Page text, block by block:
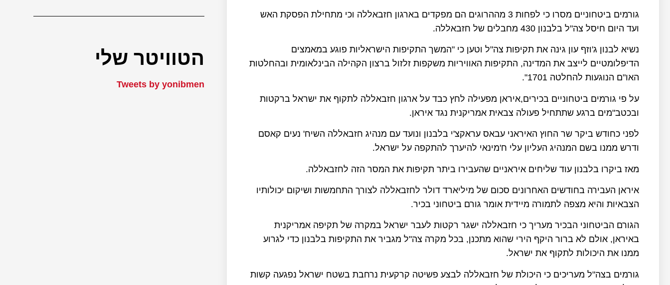
גורמים ביטחוניים מסרו כי לפחות 3 מההרוגים הם מפקדים בארגון חזבאללה וכי מתחילת הפסקת האש
ועד היום חיסל צה"ל בלבנון 430 מחבלים של חזבאללה.
נשיא לבנון ג'וזף עון גינה את תקיפות צה"ל וטען כי "המשך התקיפות הישראליות פוגע במאמצים
הדיפלומטיים לייצב את המדינה, התקיפות האוויריות משקפות זלזול ברצון הקהילה הבינלאומית ובהחלטות
האו"ם הנוגעות להחלטה 1701".
על פי גורמים ביטחוניים בכירים,איראן מפעילה לחץ כבד על ארגון חזבאללה לתקוף את ישראל ברקטות
ובכטב"מים ברגע שתתחיל פעולה צבאית אמריקנית נגד איראן.
לפני כחודש ביקר שר החוץ האיראני עבאס עראקצ'י בלבנון ונועד עם מנהיג חזבאללה השיח' נעים קאסם
ודרש ממנו בשם המנהיג העליון עלי ח'מינאי להיערך להתקפה על ישראל.
מאז ביקרו בלבנון עוד שליחים איראניים שהעבירו ביתר תקיפות את המסר הזה לחזבאללה.
איראן העבירה בחודשים האחרונים סכום של מיליארד דולר לחזבאללה לצורך התחמשות ושיקום יכולותיו
הצבאיות והיא מצפה לתמורה מיידית אומר גורם ביטחוני בכיר.
הגורם הביטחוני הבכיר מעריך כי חזבאללה ישגר רקטות לעבר ישראל במקרה של תקיפה אמריקנית
באיראן, אולם לא ברור היקף הירי שהוא מתכנן, בכל מקרה צה"ל מגביר את התקיפות בלבנון כדי לגרוע
ממנו את היכולות לתקוף את ישראל.
גורמים בצה"ל מעריכים כי היכולת של חזבאללה לבצע פשיטה קרקעית נרחבת בשטח ישראל נפגעה קשות
הטוויטר שלי
Tweets by yonibmen